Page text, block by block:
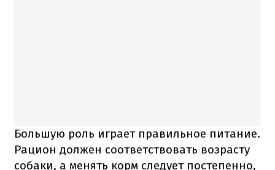
Большую роль играет правильное питание.
Рацион должен соответствовать возрасту
собаки, а менять корм следует постепенно,